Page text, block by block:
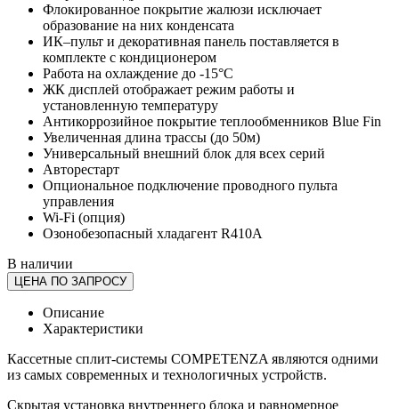
Флокированное покрытие жалюзи исключает
образование на них конденсата
ИК–пульт и декоративная панель поставляется в
комплекте с кондиционером
Работа на охлаждение до -15°С
ЖК дисплей отображает режим работы и
установленную температуру
Антикоррозийное покрытие теплообменников Blue Fin
Увеличенная длина трассы (до 50м)
Универсальный внешний блок для всех серий
Авторестарт
Опциональное подключение проводного пульта
управления
Wi-Fi (опция)
Озонобезопасный хладагент R410A
В наличии
ЦЕНА ПО ЗАПРОСУ
Описание
Характеристики
Кассетные сплит-системы COMPETENZA являются одними
из самых современных и технологичных устройств.
Скрытая установка внутреннего блока и равномерное